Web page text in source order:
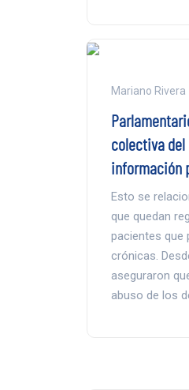
Mariano Rivera
colectiva del
información
Esto se
que quedan
pacientes que
crónicas.
aseguraron
abuso de los